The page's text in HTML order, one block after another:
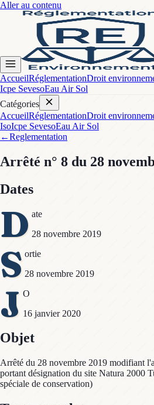
Aller au contenu
AccueilRéglementationDroit
Icpe SevesoEau Air Sol
Catégories
AccueilRéglementationDroit
IsoIcpe SevesoEau Air Sol
←Reglementation
Arrêté n° 8 du 28
Dates
D ate
28 novembre 2019
S ortie
28 novembre 2019
J O
16 janvier 2020
Objet
Arrêté du 28 novembre 2019 modifiant
portant désignation du site Natura 2000
spéciale de conservation)